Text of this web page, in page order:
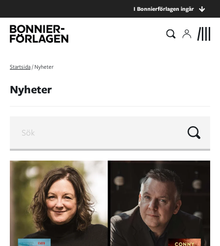
I Bonnierförlagen ingår
Startsida/Nyheter
Nyheter